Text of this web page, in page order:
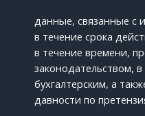
данные, связанные с
в течение срока
в течение времени,
законодательством,
бухгалтерским, а
давности по